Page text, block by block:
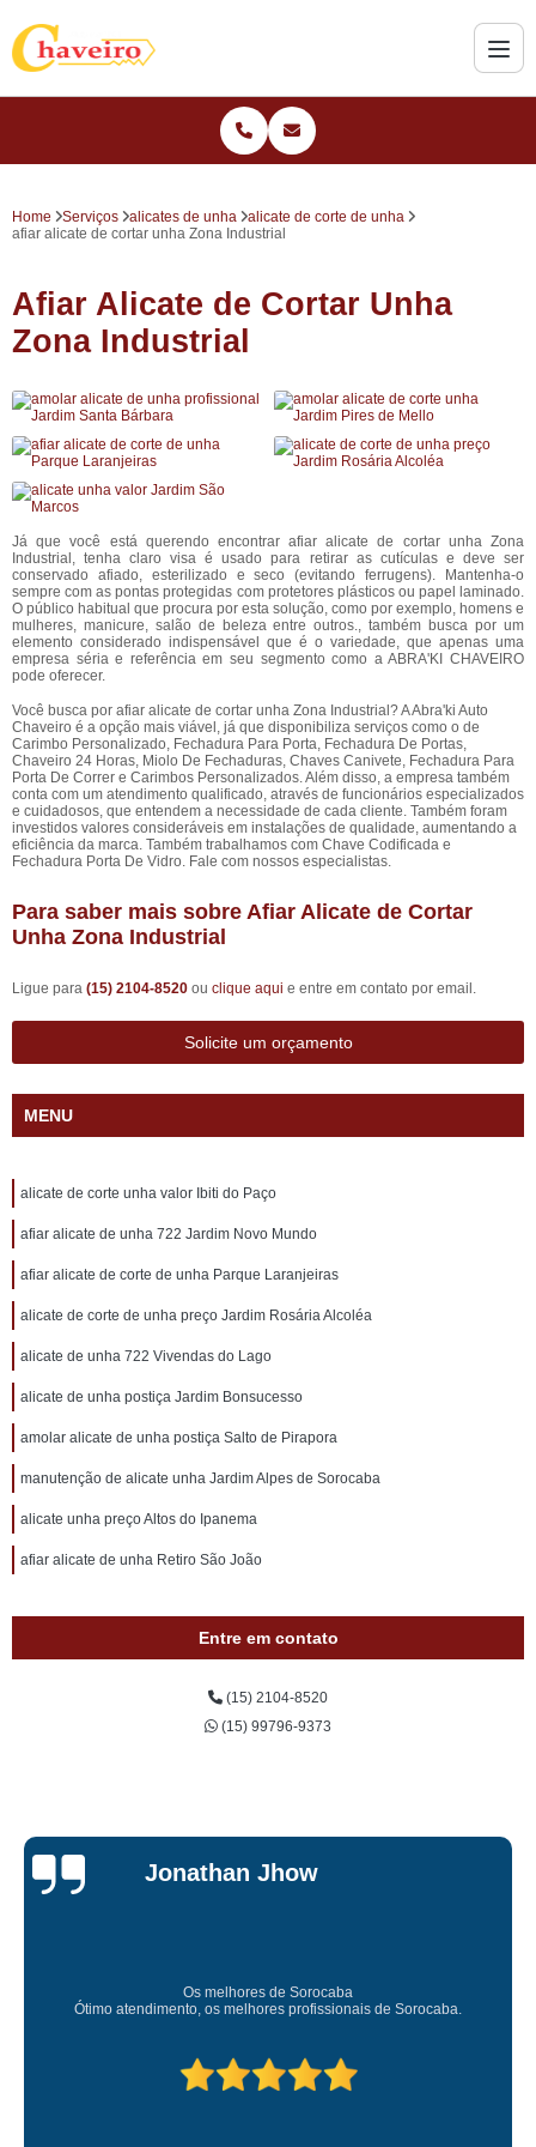
Home Serviços alicates de unha
alicate de corte de unha
afiar alicate de cortar unha Zona Industrial
Afiar Alicate de Cortar Unha
Zona Industrial
Já que você está querendo encontrar afiar alicate de cortar unha Zona
Industrial, tenha claro visa é usado para retirar as cutículas e deve ser
conservado afiado, esterilizado e seco (evitando ferrugens). Mantenha-o
sempre com as pontas protegidas com protetores plásticos ou papel laminado.
O público habitual que procura por esta solução, como por exemplo, homens e
mulheres, manicure, salão de beleza entre outros., também busca por um
elemento considerado indispensável que é o variedade, que apenas uma
empresa séria e referência em seu segmento como a ABRA'KI CHAVEIRO
pode oferecer.
Você busca por afiar alicate de cortar unha Zona Industrial? A Abra'ki Auto
Chaveiro é a opção mais viável, já que disponibiliza serviços como o de
Carimbo Personalizado, Fechadura Para Porta, Fechadura De Portas,
Chaveiro 24 Horas, Miolo De Fechaduras, Chaves Canivete, Fechadura Para
Porta De Correr e Carimbos Personalizados. Além disso, a empresa também
conta com um atendimento qualificado, através de funcionários especializados
e cuidadosos, que entendem a necessidade de cada cliente. Também foram
investidos valores consideráveis em instalações de qualidade, aumentando a
eficiência da marca. Também trabalhamos com Chave Codificada e
Fechadura Porta De Vidro. Fale com nossos especialistas.
Para saber mais sobre Afiar Alicate de Cortar
Unha Zona Industrial
Ligue para (15) 2104-8520 ou clique aqui e entre em contato por email.
Solicite um orçamento
MENU
alicate de corte unha valor Ibiti do Paço
afiar alicate de unha 722 Jardim Novo Mundo
afiar alicate de corte de unha Parque Laranjeiras
alicate de corte de unha preço Jardim Rosária Alcoléa
alicate de unha 722 Vivendas do Lago
alicate de unha postiça Jardim Bonsucesso
amolar alicate de unha postiça Salto de Pirapora
manutenção de alicate unha Jardim Alpes de Sorocaba
alicate unha preço Altos do Ipanema
afiar alicate de unha Retiro São João
Entre em contato
(15) 2104-8520
(15) 99796-9373
Jessica
Carvalho
Super recomendo!
Amei o atendimento. Preco super bom. Superou minhas expectativas.
Deixou o meu bem super arrumadinhooo recomendo!